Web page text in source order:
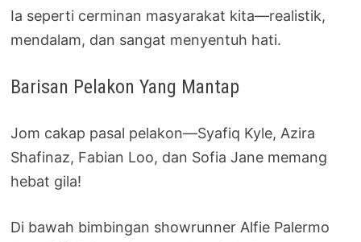
Ia seperti cerminan masyarakat kita—realistik,
mendalam, dan sangat menyentuh hati.
Barisan Pelakon Yang Mantap
Jom cakap pasal pelakon—Syafiq Kyle, Azira
Shafinaz, Fabian Loo, dan Sofia Jane memang
hebat gila!
Di bawah bimbingan showrunner Alfie Palermo